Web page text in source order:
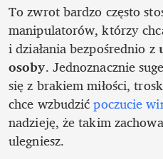
To zwrot bardzo często
manipulatorów, którzy
i działania bezpośrednio z
osoby. Jednoznacznie
się z brakiem miłości,
chce wzbudzić poczucie
nadzieję, że takim
ulegniesz.